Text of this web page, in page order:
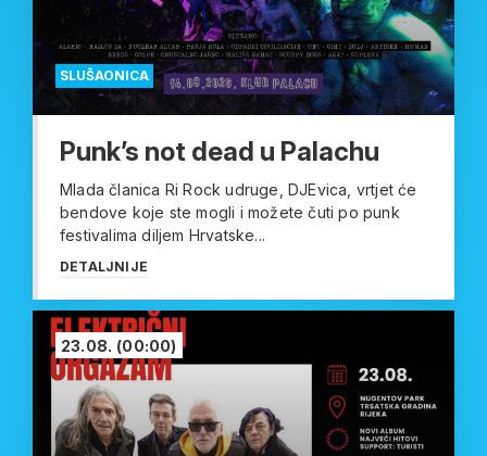
SLUŠAONICA
Punk’s not dead u Palachu
Mlada članica Ri Rock udruge, DJEvica, vrtjet će
bendove koje ste mogli i možete čuti po punk
festivalima diljem Hrvatske...
DETALJNIJE
23.08. (00:00)